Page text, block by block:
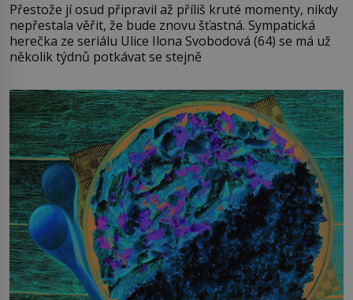
Přestože jí osud připravil až příliš kruté momenty, nikdy
nepřestala věřit, že bude znovu šťastná. Sympatická
herečka ze seriálu Ulice Ilona Svobodová (64) se má už
několik týdnů potkávat se stejně